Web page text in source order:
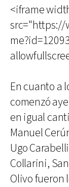
<iframe
src="https://
En cuanto a
comenzó
en igual
Manuel
Ugo
Collarini,
Olivo fueron